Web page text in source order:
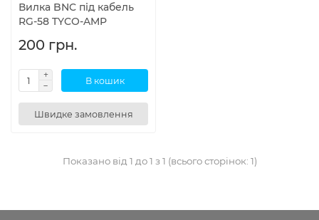
Вилка BNC під кабель
RG-58 TYCO-AMP
200 грн.
В кошик
Швидке замовлення
Показано від 1 до 1 з 1 (всього сторінок: 1)